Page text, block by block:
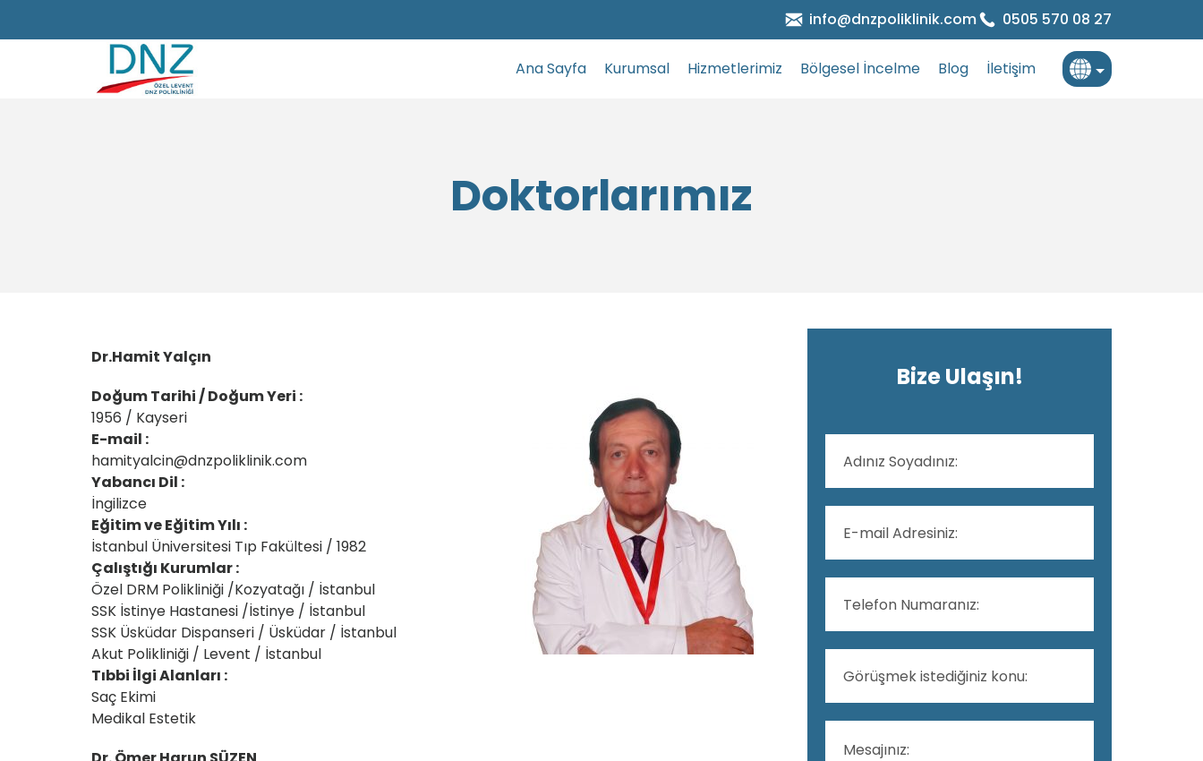
info@dnzpoliklinik.com 0505 570 08 27
Ana Sayfa Kurumsal Hizmetlerimiz Bölgesel İncelme Blog İletişim
Doktorlarımız
Dr.Hamit Yalçın
Doğum Tarihi / Doğum Yeri :
1956 / Kayseri
E-mail :
hamityalcin@dnzpoliklinik.com
Yabancı Dil :
İngilizce
Eğitim ve Eğitim Yılı :
İstanbul Üniversitesi Tıp Fakültesi / 1982
Çalıştığı Kurumlar :
Özel DRM Polikliniği /Kozyatağı / İstanbul
SSK İstinye Hastanesi /İstinye / İstanbul
SSK Üsküdar Dispanseri / Üsküdar / İstanbul
Akut Polikliniği / Levent / İstanbul
Tıbbi İlgi Alanları :
Saç Ekimi
Medikal Estetik
Bize Ulaşın!